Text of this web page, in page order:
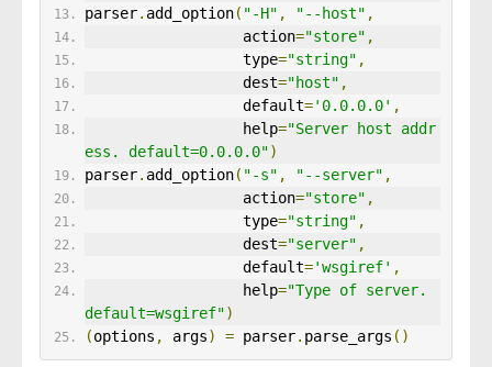
parser. add_option( "-H" , "--host" ,
                  action
="store" ,
                  type
="string" ,
                  dest
="host" ,
                  default
='0.0.0.0' ,
                  help
="Server host addr
ess. default=0.0.0.0")
parser. add_option( "-s" , "--server" ,
                  action
="store" ,
                  type
="string" ,
                  dest
="server" ,
                  default
='wsgiref' ,
                  help
="Type of server.
default=wsgiref")
(options , args) = parser. parse_args ()